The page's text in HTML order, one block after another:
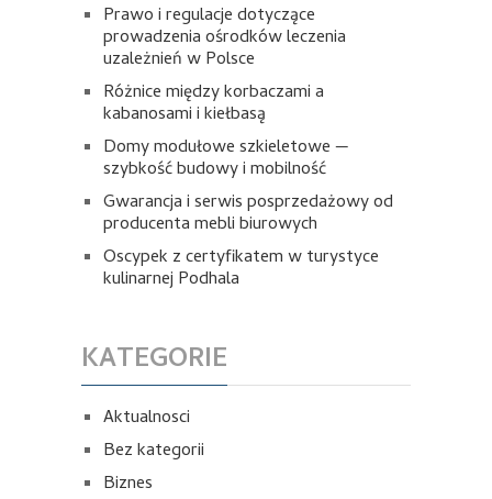
Prawo i regulacje dotyczące
prowadzenia ośrodków leczenia
uzależnień w Polsce
Różnice między korbaczami a
kabanosami i kiełbasą
Domy modułowe szkieletowe —
szybkość budowy i mobilność
Gwarancja i serwis posprzedażowy od
producenta mebli biurowych
Oscypek z certyfikatem w turystyce
kulinarnej Podhala
KATEGORIE
Aktualnosci
Bez kategorii
Biznes